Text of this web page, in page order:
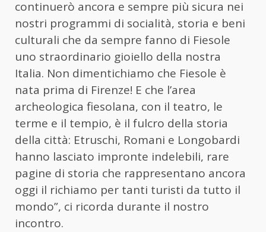
continuerò ancora e sempre più sicura nei
nostri programmi di socialità, storia e beni
culturali che da sempre fanno di Fiesole
uno straordinario gioiello della nostra
Italia. Non dimentichiamo che Fiesole è
nata prima di Firenze! E che l’area
archeologica fiesolana, con il teatro, le
terme e il tempio, è il fulcro della storia
della città: Etruschi, Romani e Longobardi
hanno lasciato impronte indelebili, rare
pagine di storia che rappresentano ancora
oggi il richiamo per tanti turisti da tutto il
mondo”, ci ricorda durante il nostro
incontro.